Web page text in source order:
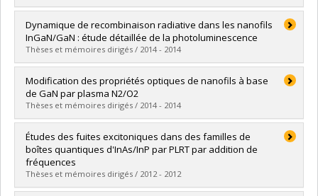
Diplômé(e) :Gélinas, Guillaume
Cycle :Doctorat
Diplôme obtenu :Ph. D.
Lien vers le document dans Papyrus
Dynamique de recombinaison radiative dans les nanofils
InGaN/GaN : étude détaillée de la photoluminescence
Thèses et mémoires dirigés / 2014 - 2014
Diplômé(e) :Cardin, Vincent
Cycle :Maîtrise
Diplôme obtenu :M. Sc.
Lien vers le document dans Papyrus
Modification des propriétés optiques de nanofils à base
de GaN par plasma N2/O2
Thèses et mémoires dirigés / 2014 - 2014
Diplômé(e) :Ferreira, Jason
Cycle : Maîtrise
Diplôme obtenu :
Lien vers le document dans Papyrus
Études des fuites excitoniques dans des familles de
boîtes quantiques d'InAs/InP par PLRT par addition de
fréquences
Thèses et mémoires dirigés / 2012 - 2012